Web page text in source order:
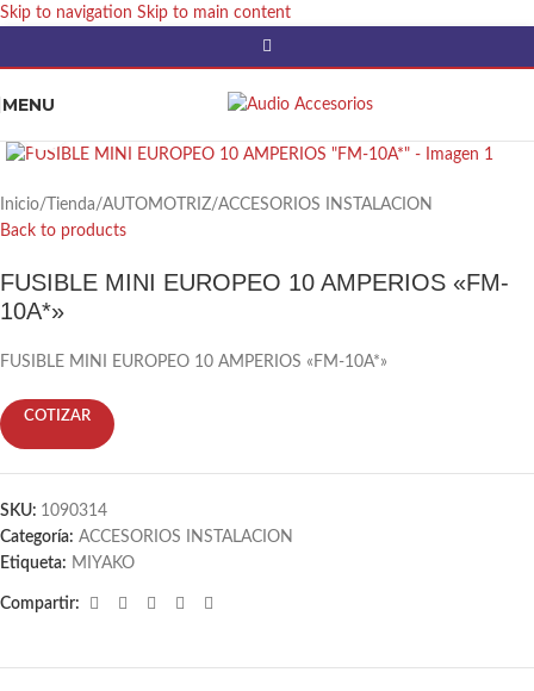
Skip to navigation Skip to main content
MENU
Inicio/ Tienda/AUTOMOTRIZ/ACCESORIOS INSTALACION
Back to products
FUSIBLE MINI EUROPEO 10 AMPERIOS «FM-
10A*»
FUSIBLE MINI EUROPEO 10 AMPERIOS «FM-10A*»
COTIZAR
SKU: 1090314
Categoría: ACCESORIOS INSTALACION
Etiqueta: MIYAKO
Compartir: